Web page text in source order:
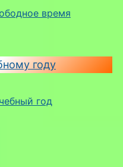
время
году
год